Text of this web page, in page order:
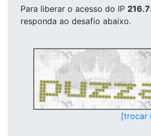
Para liberar o acesso do IP
responda ao desafio abaixo.
[trocar